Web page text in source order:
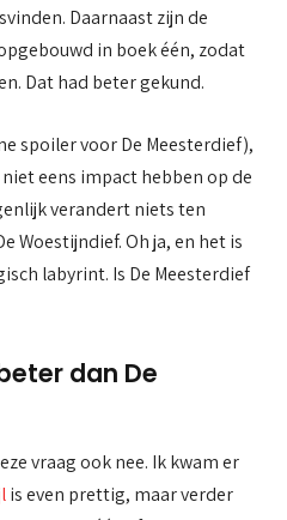
Daarnaast zijn de
in boek één, zodat
Dat had beter gekund.
spoiler voor De Meesterdief),
eens impact hebben op de
verandert niets ten
Woestijndief. Oh ja, en het is
labyrint. Is De Meesterdief
dan De
vraag ook nee. Ik kwam er
is even prettig, maar verder